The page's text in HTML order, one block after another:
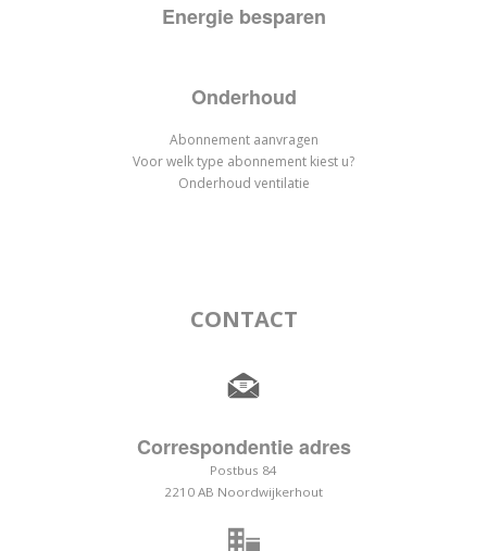
Energie besparen
Onderhoud
Abonnement aanvragen
Voor welk type abonnement kiest u?
Onderhoud ventilatie
CONTACT
Correspondentie adres
Postbus 84
2210 AB Noordwijkerhout